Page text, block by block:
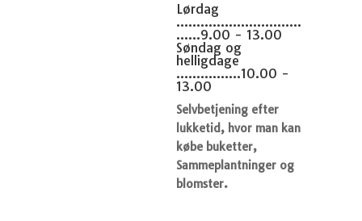
Lørdag
...............................
......9.00 - 13.00
Søndag og
helligdage
................10.00 -
13.00
Selvbetjening efter
lukketid, hvor man kan
købe buketter,
Sammeplantninger og
blomster.